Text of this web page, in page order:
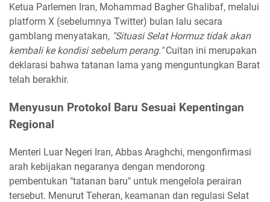
Ketua Parlemen Iran, Mohammad Bagher Ghalibaf, melalui
platform X (sebelumnya Twitter) bulan lalu secara
gamblang menyatakan, "Situasi Selat Hormuz tidak akan
kembali ke kondisi sebelum perang."Cuitan ini merupakan
deklarasi bahwa tatanan lama yang menguntungkan Barat
telah berakhir.
Menyusun Protokol Baru Sesuai Kepentingan
Regional
Menteri Luar Negeri Iran, Abbas Araghchi, mengonfirmasi
arah kebijakan negaranya dengan mendorong
pembentukan "tatanan baru" untuk mengelola perairan
tersebut. Menurut Teheran, keamanan dan regulasi Selat